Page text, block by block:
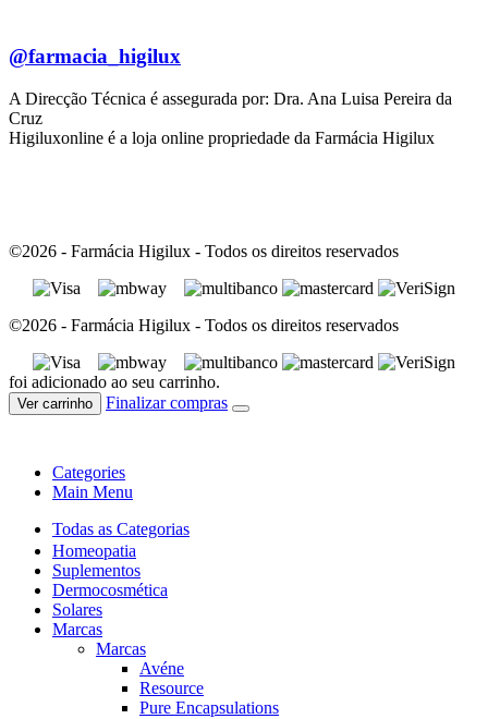
@farmacia_higilux
A Direcção Técnica é assegurada por: Dra. Ana Luisa Pereira da
Cruz
Higiluxonline é a loja online propriedade da Farmácia Higilux
©2026 - Farmácia Higilux - Todos os direitos reservados
©2026 - Farmácia Higilux - Todos os direitos reservados
foi adicionado ao seu carrinho.
Ver carrinho Finalizar compras
Categories
Main Menu
Todas as Categorias
Homeopatia
Suplementos
Dermocosmética
Solares
Marcas
Marcas
Avéne
Resource
Pure Encapsulations